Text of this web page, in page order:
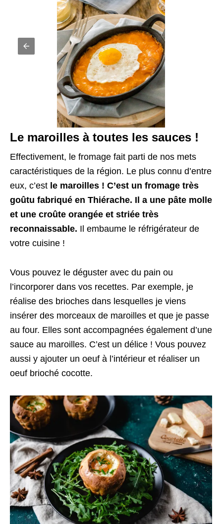
Le maroilles à toutes les sauces !
Effectivement, le fromage fait parti de nos mets
caractéristiques de la région. Le plus connu d’entre
eux, c’est le maroilles ! C’est un fromage très
goûtu fabriqué en Thiérache. Il a une pâte molle
et une croûte orangée et striée très
reconnaissable. Il embaume le réfrigérateur de
votre cuisine !
Vous pouvez le déguster avec du pain ou
l’incorporer dans vos recettes. Par exemple, je
réalise des brioches dans lesquelles je viens
insérer des morceaux de maroilles et que je passe
au four. Elles sont accompagnées également d’une
sauce au maroilles. C’est un délice ! Vous pouvez
aussi y ajouter un oeuf à l’intérieur et réaliser un
oeuf brioché cocotte.